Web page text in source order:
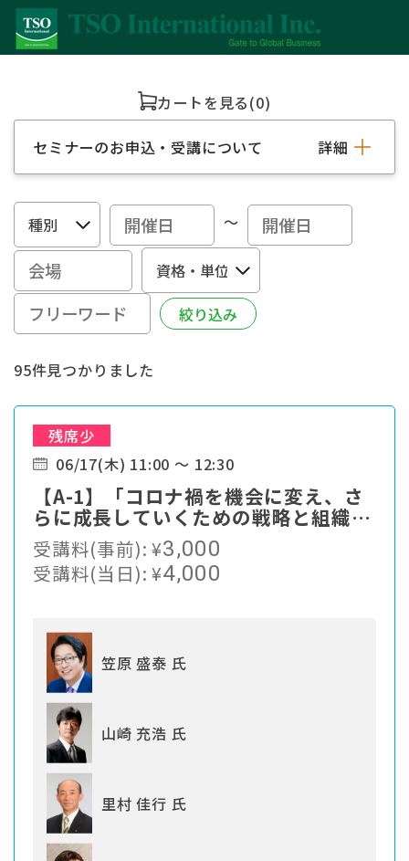
カートを見る(0)
セミナーのお申込・受講について 詳細
～
95件見つかりました
残席少
06/17(木) 11:00 ～ 12:30
【A-1】「コロナ禍を機会に変え、さ
らに成長していくための戦略と組織づ
くり」
受講料(事前):¥3,000
受講料(当日):¥4,000
笠原 盛泰 氏
山崎 充浩 氏
里村 佳行 氏